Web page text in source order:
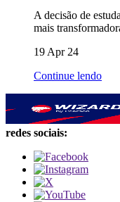
A decisão de
mais
19 Apr 24
Continue lendo
redes sociais: